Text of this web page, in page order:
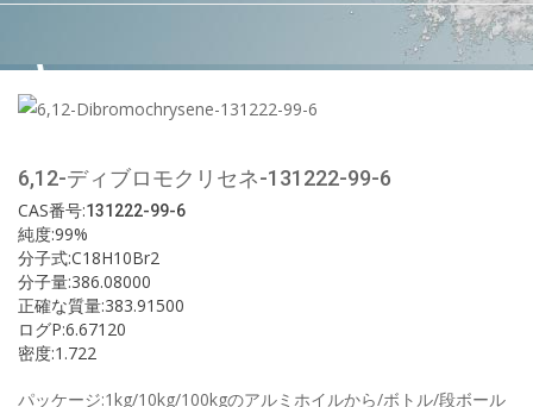
6,12-ディブロモクリセネ-131222-99-6
CAS番号:131222-99-6
純度:99%
分子式:C18H10Br2
分子量:386.08000
正確な質量:383.91500
ログP:6.67120
密度:1.722
パッケージ:1kg/10kg/100kgのアルミホイルから/ボトル/段ボール